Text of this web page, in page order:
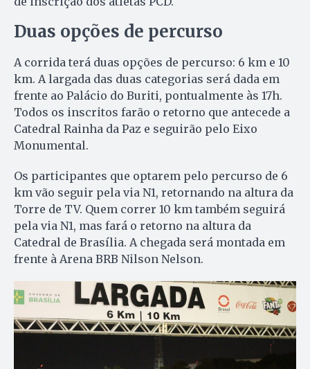
Duas opções de percurso
A corrida terá duas opções de percurso: 6 km e 10
km. A largada das duas categorias será dada em
frente ao Palácio do Buriti, pontualmente às 17h.
Todos os inscritos farão o retorno que antecede a
Catedral Rainha da Paz e seguirão pelo Eixo
Monumental.
Os participantes que optarem pelo percurso de 6
km vão seguir pela via N1, retornando na altura da
Torre de TV. Quem correr 10 km também seguirá
pela via N1, mas fará o retorno na altura da
Catedral de Brasília. A chegada será montada em
frente à Arena BRB Nilson Nelson.